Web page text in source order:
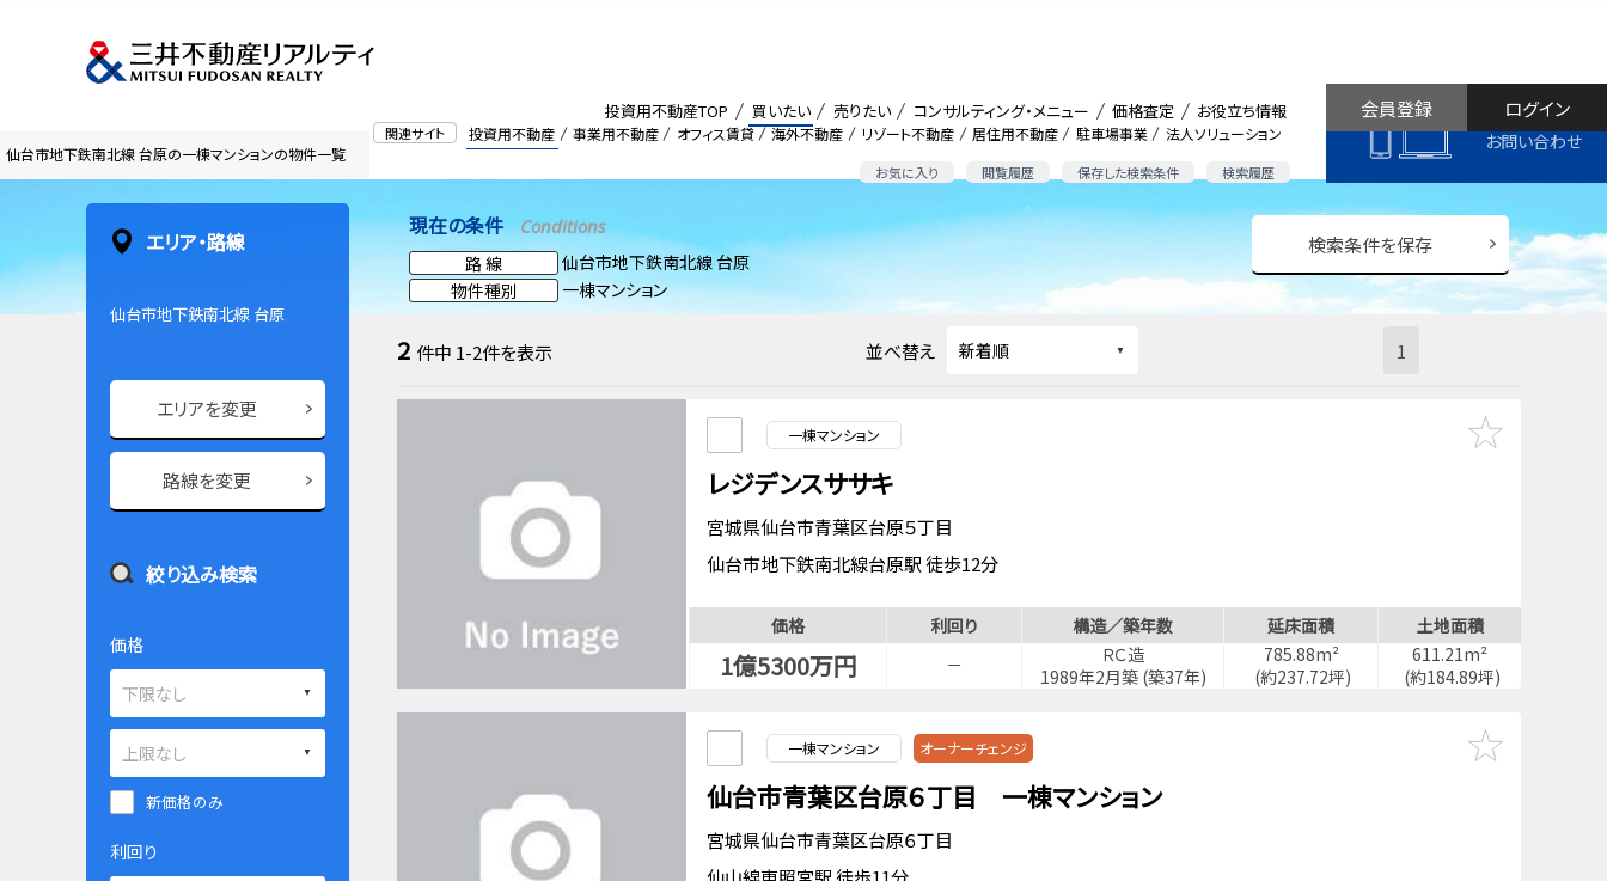
関連サイト 投資用不動産 事業用不動産 オフィス賃貸 海外不動産 リゾート不動産 居住用不動産 駐車場事業 法人ソリューション
お気に入り 閲覧履歴 保存した検索条件 検索履歴
投資用不動産TOP 買いたい 売りたい コンサルティング・メニュー 価格査定 お役立ち情報
お問い合わせ
ログイン
会員登録
仙台市地下鉄南北線 台原の一棟マンションの物件一覧
現在の条件 Conditions
路 線
仙台市地下鉄南北線 台原
物件種別
一棟マンション
検索条件を保存
2 件中 1-2件を表示 並べ替え 1
一棟マンション
レジデンスササキ
宮城県仙台市青葉区台原５丁目
仙台市地下鉄南北線台原駅 徒歩12分
価格 利回り 構造／築年数 延床面積 土地面積
1億5300万円 －
ＲＣ造
1989年2月築 (築37年)
785.88m²
(約237.72坪)
611.21m²
(約184.89坪)
一棟マンション オーナーチェンジ
仙台市青葉区台原６丁目 一棟マンション
宮城県仙台市青葉区台原６丁目
エリア・路線
仙台市地下鉄南北線 台原
エリアを変更
路線を変更
絞り込み検索
価格
新価格のみ
利回り